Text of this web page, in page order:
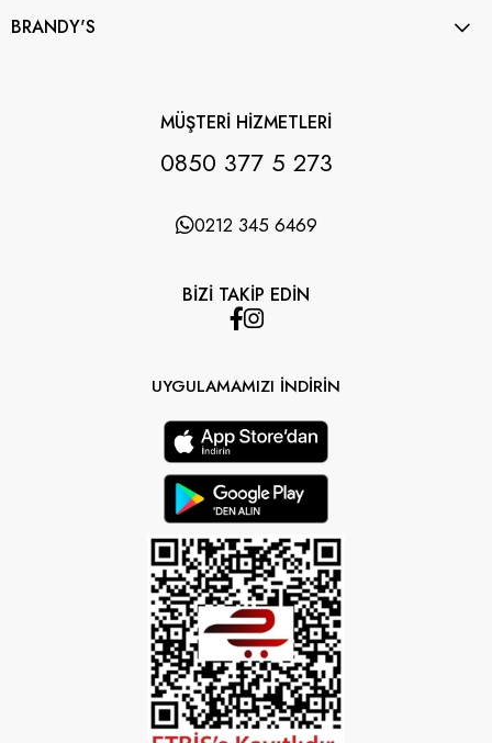
BRANDY'S
MÜŞTERİ HİZMETLERİ
0850 377 5 273
0212 345 6469
BİZİ TAKİP EDİN
UYGULAMAMIZI İNDİRİN